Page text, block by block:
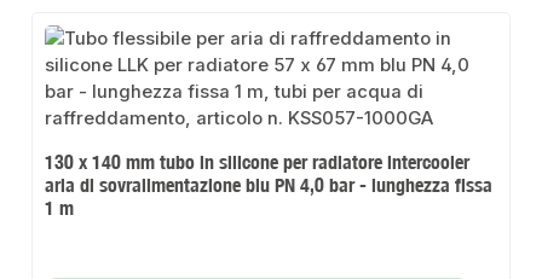
130 x 140 mm tubo in silicone per radiatore intercooler
aria di sovralimentazione blu PN 4,0 bar - lunghezza fissa
1 m